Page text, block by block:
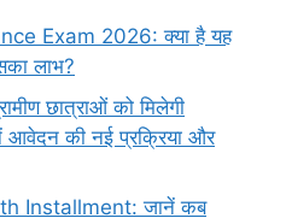
Exam 2026: क्या है यह
लाभ?
छात्राओं को मिलेगी
आवेदन की नई प्रक्रिया और
Installment: जानें कब